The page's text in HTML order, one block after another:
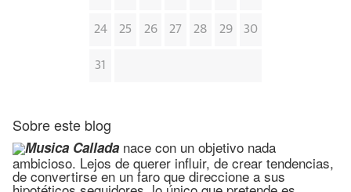
24 25 26 27 28 29 30
31
Sobre este blog
Musica Callada nace con un objetivo nada
ambicioso. Lejos de querer influir, de crear tendencias,
de convertirse en un faro que direccione a sus